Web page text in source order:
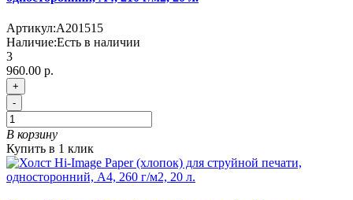
Артикул:A201515
Наличие:Есть в наличии
3
960.00 р.
+
-
В корзину
Купить в 1 клик